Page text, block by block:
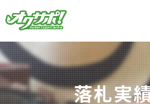
落札実